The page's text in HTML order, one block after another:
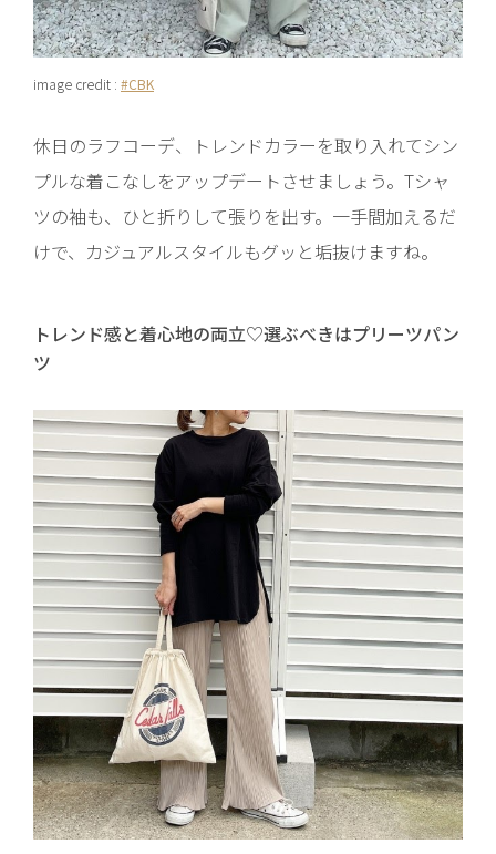
image credit : #CBK
休日のラフコーデ、トレンドカラーを取り入れてシン
プルな着こなしをアップデートさせましょう。Tシャ
ツの袖も、ひと折りして張りを出す。一手間加えるだ
けで、カジュアルスタイルもグッと垢抜けますね。
トレンド感と着心地の両立♡選ぶべきはプリーツパン
ツ